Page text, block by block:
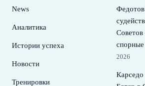
News
Аналитика
Истории успеха
Новости
Тренировки
Федотов
Советов
2026
Карседо